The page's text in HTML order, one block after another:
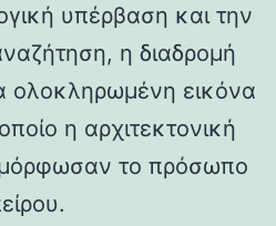
υπέρβαση και την
η διαδρομή
ολοκληρωμένη εικόνα
η αρχιτεκτονική
το πρόσωπο